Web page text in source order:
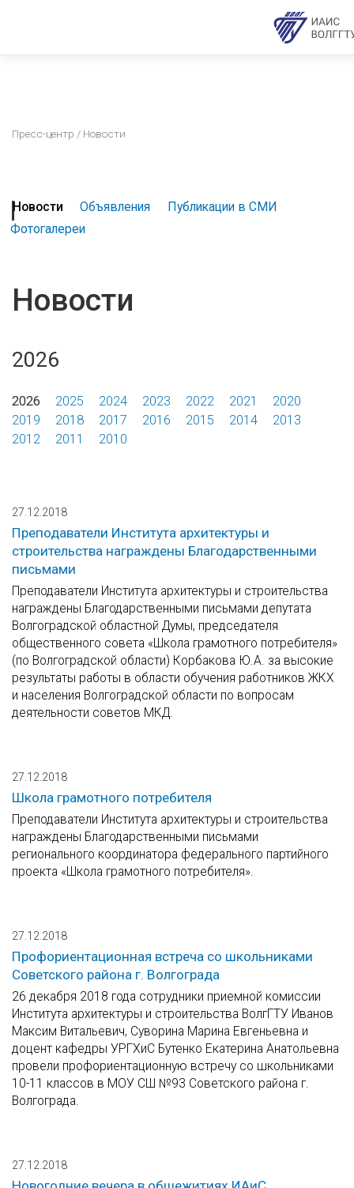
Пресс-центр / Новости
Новости Объявления
Публикации в СМИ
Фотогалереи
Новости
2026
2026 2025 2024 2023 2022 2021
2020
2019
2018 2017 2016 2015 2014
2013
2012
2011 2010
27.12.2018
Преподаватели Института архитектуры и
строительства награждены Благодарственными
письмами
Преподаватели Института архитектуры и строительства
награждены Благодарственными письмами депутата
Волгоградской областной Думы, председателя
общественного совета «Школа грамотного потребителя»
(по Волгоградской области) Корбакова Ю.А. за высокие
результаты работы в области обучения работников ЖКХ
и населения Волгоградской области по вопросам
деятельности советов МКД.
27.12.2018
Школа грамотного потребителя
Преподаватели Института архитектуры и строительства
награждены Благодарственными письмами
регионального координатора федерального партийного
проекта «Школа грамотного потребителя».
27.12.2018
Профориентационная встреча со школьниками
Советского района г. Волгограда
26 декабря 2018 года сотрудники приемной комиссии
Института архитектуры и строительства ВолгГТУ Иванов
Максим Витальевич, Суворина Марина Евгеньевна и
доцент кафедры УРГХиС Бутенко Екатерина Анатольевна
провели профориентационную встречу со школьниками
10-11 классов в МОУ СШ №93 Советского района г.
Волгограда.
27.12.2018